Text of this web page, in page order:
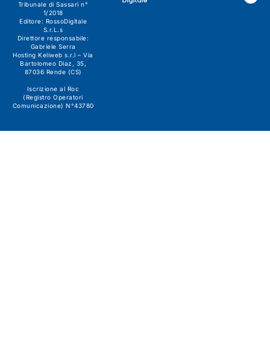
Tribunale di Sassari n°
1/2018
Editore: RossoDigitale
S.r.L.s
Direttore responsabile:
Gabriele Serra
Hosting Keliweb s.r.l – Via
Bartolomeo Diaz, 35,
87036 Rende (CS)
Iscrizione al Roc
(Registro Operatori
Comunicazione) N°43780